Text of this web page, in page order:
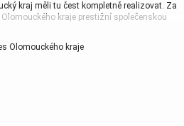
kraj měli tu čest kompletně realizovat. Za
kraje prestižní společenskou
plesové sezóny.